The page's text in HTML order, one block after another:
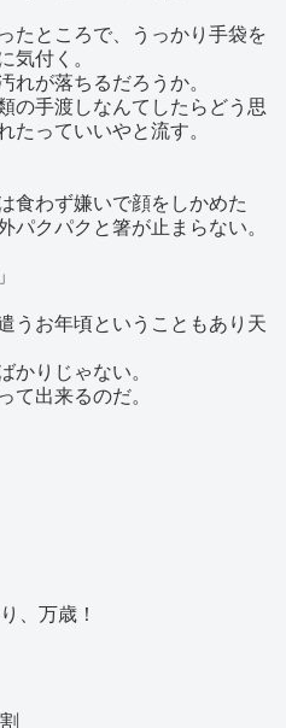
たところで、うっかり手袋を
付く。
が落ちるだろうか。
の手渡しなんてしたらどう思
っていいやと流す。
食わず嫌いで顔をしかめた
クパクと箸が止まらない。
うお年頃ということもあり天
りじゃない。
出来るのだ。
、万歳！